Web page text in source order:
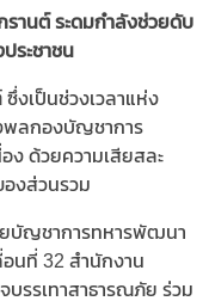
านต์ ระดมกำลังช่วยดับ
ระชาชน
งเป็นช่วงเวลาแห่ง
พลกองบัญชาการ
ง ด้วยความเสียสละ
งส่วนรวม
บัญชาการทหารพัฒนา
นที่ 32 สำนักงาน
รรเทาสาธารณภัย ร่วม